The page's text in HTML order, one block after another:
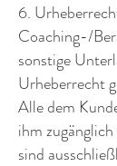
6.
Coaching-/
sonstige
Urheberrecht
Alle dem
ihm
sind